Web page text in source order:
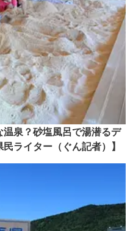
泉？砂塩風呂で湯潜るデ
ライター（ぐん記者）】